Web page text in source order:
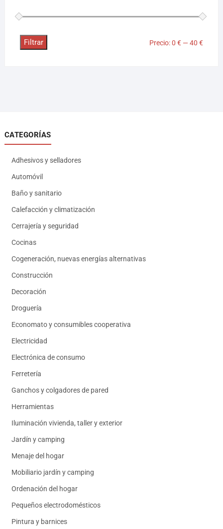
Filtrar Precio:0 € —40 €
CATEGORÍAS
Adhesivos y selladores
Automóvil
Baño y sanitario
Calefacción y climatización
Cerrajería y seguridad
Cocinas
Cogeneración, nuevas energías alternativas
Construcción
Decoración
Droguería
Economato y consumibles cooperativa
Electricidad
Electrónica de consumo
Ferretería
Ganchos y colgadores de pared
Herramientas
Iluminación vivienda, taller y exterior
Jardín y camping
Menaje del hogar
Mobiliario jardín y camping
Ordenación del hogar
Pequeños electrodomésticos
Pintura y barnices